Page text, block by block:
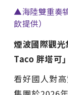
▲海陸雙重奏
飲提供）
煙波國際觀
Taco 胖塔可
看好國人對